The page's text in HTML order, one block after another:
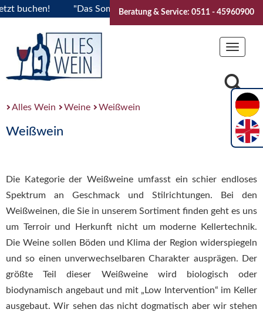
"Das Sommerfest 2026" Vive la Bourgogne..Tickets
Beratung & Service: 0511 - 45960900
Toggle
Alles Wein Weine Weißwein
Weißwein
Die Kategorie der Weißweine umfasst ein schier endloses
Spektrum an Geschmack und Stilrichtungen. Bei den
Weißweinen, die Sie in unserem Sortiment finden geht es uns
um Terroir und Herkunft nicht um moderne Kellertechnik.
Die Weine sollen Böden und Klima der Region widerspiegeln
und so einen unverwechselbaren Charakter ausprägen. Der
größte Teil dieser Weißweine wird biologisch oder
biodynamisch angebaut und mit „Low Intervention“ im Keller
ausgebaut. Wir sehen das nicht dogmatisch aber wir stehen